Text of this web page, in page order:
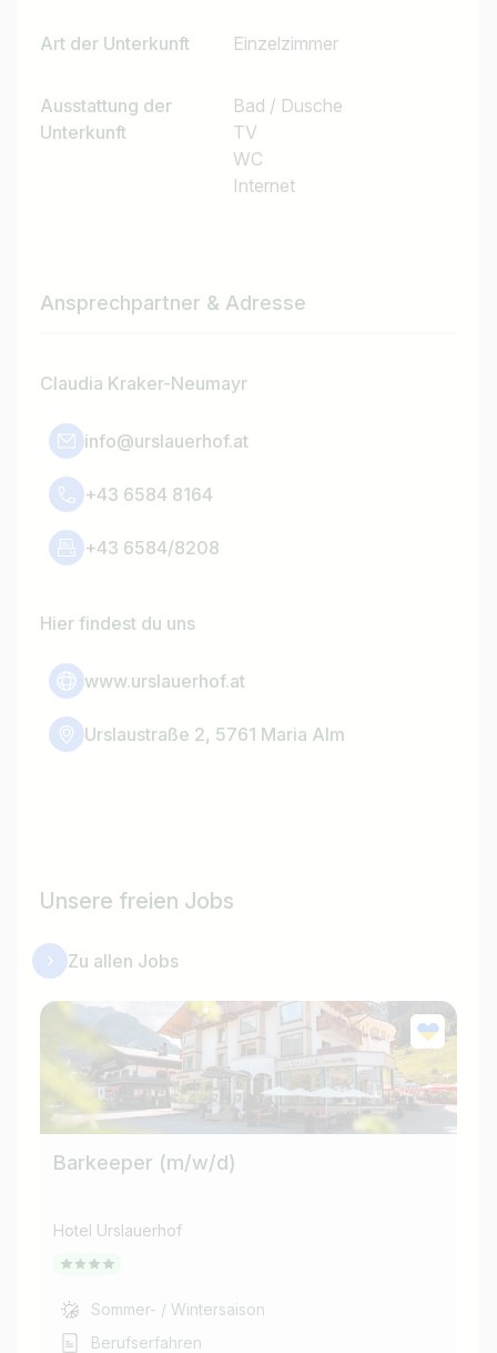
Art der Unterkunft Einzelzimmer
Ausstattung der
Unterkunft
Bad / Dusche
TV
WC
Internet
Ansprechpartner & Adresse
Claudia Kraker-Neumayr
info@urslauerhof.at
+43 6584 8164
+43 6584/8208
Hier findest du uns
www.urslauerhof.at
Urslaustraße 2, 5761 Maria Alm
Unsere freien Jobs
Zu allen Jobs
Barkeeper (m/w/d)
Hotel Urslauerhof
Sommer- / Wintersaison
Berufserfahren